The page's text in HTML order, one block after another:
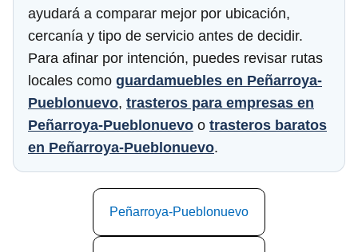
ayudará a comparar mejor por ubicación,
cercanía y tipo de servicio antes de decidir.
Para afinar por intención, puedes revisar rutas
locales como guardamuebles en Peñarroya-
Pueblonuevo, trasteros para empresas en
Peñarroya-Pueblonuevo o trasteros baratos
en Peñarroya-Pueblonuevo.
Peñarroya-Pueblonuevo